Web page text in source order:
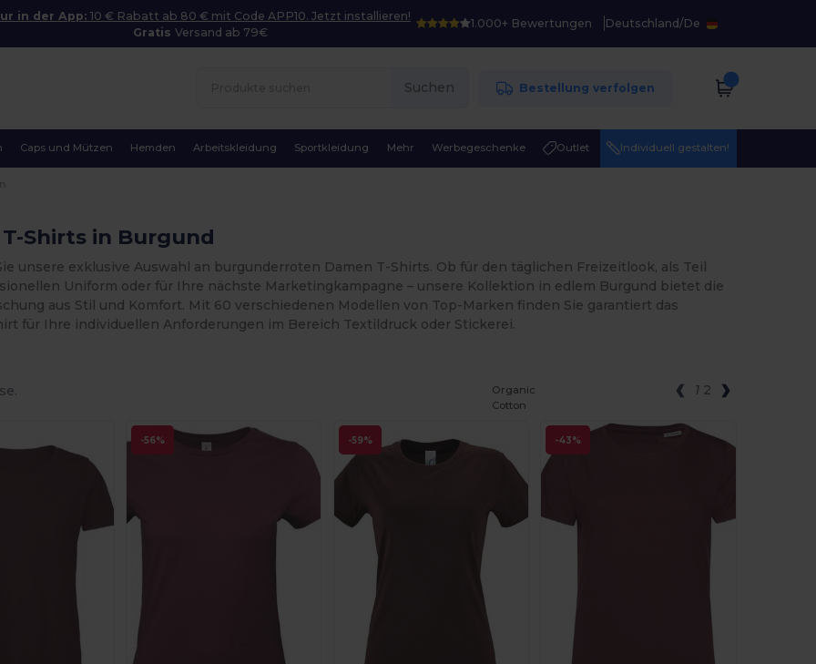
in der App: 10 € Rabatt ab 80 € mit Code APP10. Jetzt installieren!
GratisVersand ab 79€
1.000+ Bewertungen Deutschland/De
Suchen Bestellung verfolgen
Caps und Mützen Hemden Arbeitskleidung Sportkleidung Mehr Werbegeschenke Outlet Individuell gestalten!
Shirts in Burgund
unsere exklusive Auswahl an burgunderroten Damen T-Shirts. Ob für den täglichen Freizeitlook, als Teil
Uniform oder für Ihre nächste Marketingkampagne – unsere Kollektion in edlem Burgund bietet die
aus Stil und Komfort. Mit 60 verschiedenen Modellen von Top-Marken finden Sie garantiert das
für Ihre individuellen Anforderungen im Bereich Textildruck oder Stickerei.
1 2
-56% -59% -43%
Organic
Cotton